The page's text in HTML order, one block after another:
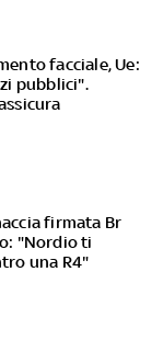
facciale, Ue:
pubblici".
firmata Br
"Nordio ti
una R4"